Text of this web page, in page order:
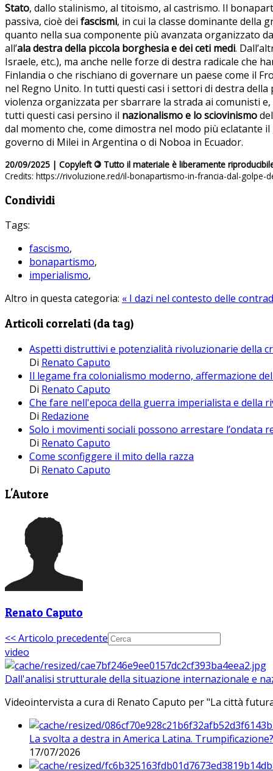
Stato, dallo stalinismo, al titoismo, al castrismo. Il
passiva, cioè dei fascismi, in cui la classe dominante
quanto nella sua componente più avanzata organizzato
all’ala destra della piccola borghesia e dei ceti medi.
Israele, etc.), ma anche nelle forze di destra radicale che
Finlandia o che rischiano di governare un paese come il
nel Regno Unito. In tutti questi casi i settori di destra
violenza organizzata per sbarrare la strada ai comunisti
tutti questi casi persino il nazionalismo e lo sciovinismo
dal momento che, come dimostra nel modo più eclatante
governo di Milei in Argentina o di Noboa in Ecuador.
20/09/2025 | Copyleft © Tutto il materiale è liberamente
Credits: https://rivoluzione.red/il-bonapartismo-in-francia-dal-
Condividi
Tags:
fascismo,
bonapartismo,
imperialismo,
Altro in questa categoria: « I dazi nel contesto delle
Articoli correlati (da tag)
Aspetti distruttivi e potenzialità rivoluzionarie della
Di Renato Caputo
Il legame fra colonialismo moderno, affermazione
Di Renato Caputo
Che fare nell'epoca della guerra imperialista e della
Di Redazione
Solo i movimenti sociali possono arrestare l’ondata
Di Renato Caputo
Come sconfiggere il mito della razza
Di Renato Caputo
L'Autore
Renato Caputo
<< Articolo precedente
video
Dall'analisi strutturale della situazione internazionale e
Videointervista a cura di Renato Caputo per "La città
La svolta a destra in America Latina. Trumpificazione?
17/07/2026